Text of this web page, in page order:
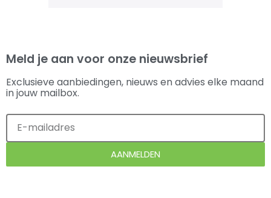
Meld je aan voor onze nieuwsbrief
Exclusieve aanbiedingen, nieuws en advies elke maand
in jouw mailbox.
AANMELDEN